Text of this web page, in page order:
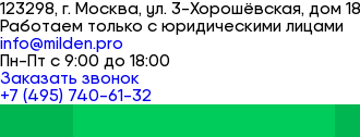
123298, г. Москва, ул. 3-Хорошёвская, дом
Работаем только с юридическими лицами
info@milden.pro
Пн-Пт с 9:00 до 18:00
Заказать звонок
+7 (495) 740-61-32